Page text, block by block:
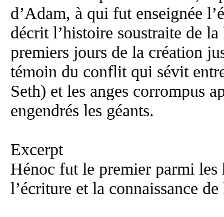
d’Adam, à qui fut enseignée
décrit l’histoire soustraite de
premiers jours de la création
témoin du conflit qui sévit
Seth) et les anges corrompus
engendrés les géants.
Excerpt
Hénoc fut le premier parmi les
l’écriture et la connaissance